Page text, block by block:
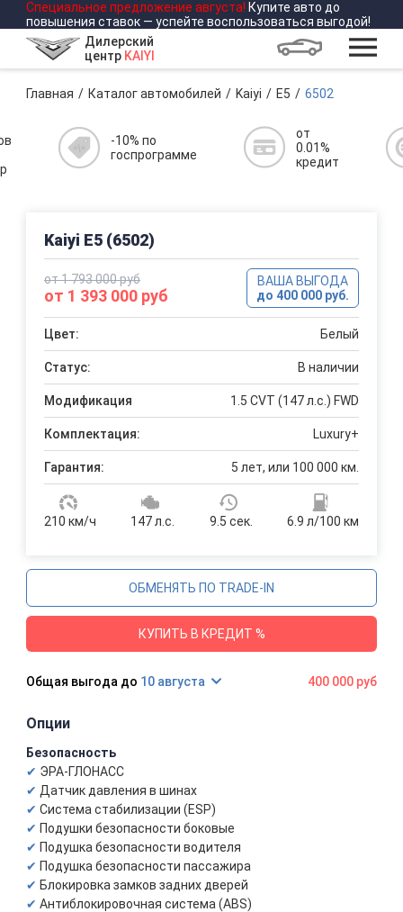
Специальное предложение августа! Купите авто до
повышения ставок — успейте воспользоваться выгодой!
Дилерский
центр KAIYI
Главная Каталог автомобилей Kaiyi E5 6502
-10% по
госпрограмме
от
0.01%
кредит
Kaiyi E5 (6502)
от 1 793 000 руб
от 1 393 000 руб
ВАША ВЫГОДА
до 400 000 руб.
Цвет: Белый
Статус: В наличии
Модификация 1.5 CVT (147 л.с.) FWD
Комплектация: Luxury+
Гарантия: 5 лет, или 100 000 км.
210 км/ч 147 л.с. 9.5 сек. 6.9 л/100 км
КУПИТЬ В КРЕДИТ %
ОБМЕНЯТЬ ПО TRADE-IN
10 августа 400 000 руб
Опции
Безопасность
ЭРА-ГЛОНАСС
Датчик давления в шинах
Система стабилизации (ESP)
Подушки безопасности боковые
Подушка безопасности водителя
Подушка безопасности пассажира
Блокировка замков задних дверей
Антиблокировочная система (ABS)